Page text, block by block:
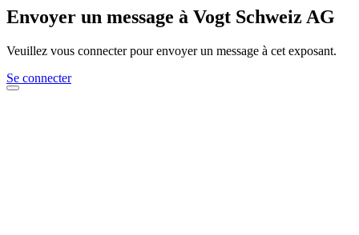
Envoyer un message à Vogt Schweiz AG
Veuillez vous connecter pour envoyer un message à cet exposant.
Se connecter